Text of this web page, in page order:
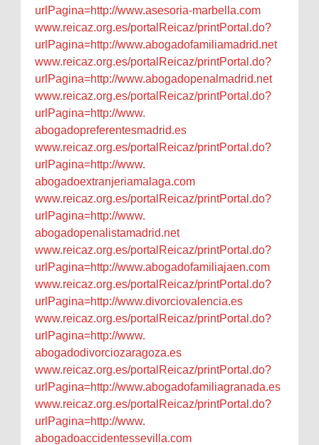
urlPagina=http://www.asesoria-marbella.com
www.reicaz.org.es/portalReicaz/printPortal.do?
urlPagina=http://www.abogadofamiliamadrid.net
www.reicaz.org.es/portalReicaz/printPortal.do?
urlPagina=http://www.abogadopenalmadrid.net
www.reicaz.org.es/portalReicaz/printPortal.do?
urlPagina=http://www.
abogadopreferentesmadrid.es
www.reicaz.org.es/portalReicaz/printPortal.do?
urlPagina=http://www.
abogadoextranjeriamalaga.com
www.reicaz.org.es/portalReicaz/printPortal.do?
urlPagina=http://www.
abogadopenalistamadrid.net
www.reicaz.org.es/portalReicaz/printPortal.do?
urlPagina=http://www.abogadofamiliajaen.com
www.reicaz.org.es/portalReicaz/printPortal.do?
urlPagina=http://www.divorciovalencia.es
www.reicaz.org.es/portalReicaz/printPortal.do?
urlPagina=http://www.
abogadodivorciozaragoza.es
www.reicaz.org.es/portalReicaz/printPortal.do?
urlPagina=http://www.abogadofamiliagranada.es
www.reicaz.org.es/portalReicaz/printPortal.do?
urlPagina=http://www.
abogadoaccidentessevilla.com